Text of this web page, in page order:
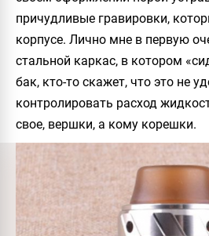
причудливые гравировки,
корпусе. Лично мне в первую
стальной каркас, в котором
бак, кто-то скажет, что это не
контролировать расход
свое, вершки, а кому корешки.